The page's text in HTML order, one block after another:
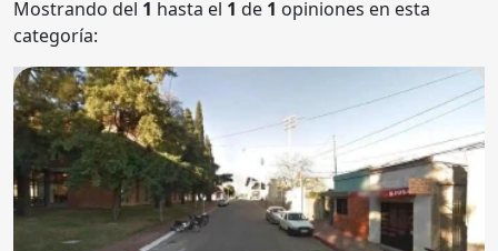
Mostrando del 1 hasta el 1 de 1 opiniones en esta
categoría: